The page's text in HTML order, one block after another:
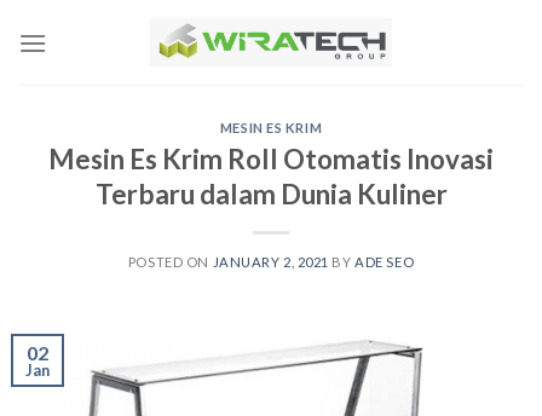
MESIN ES KRIM
Mesin Es Krim Roll Otomatis Inovasi
Terbaru dalam Dunia Kuliner
POSTED ON JANUARY 2, 2021 BY ADE SEO
02
Jan